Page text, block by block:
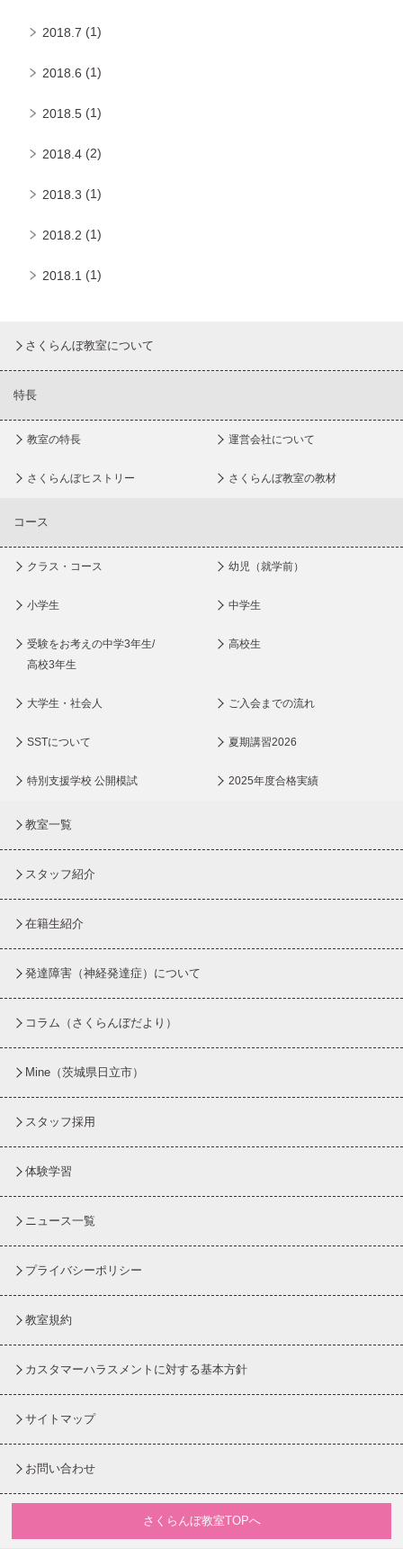
2018.7 (1)
2018.6 (1)
2018.5 (1)
2018.4 (2)
2018.3 (1)
2018.2 (1)
2018.1 (1)
さくらんぼ教室について
特長
教室の特長 運営会社について
さくらんぼヒストリー さくらんぼ教室の教材
コース
クラス・コース 幼児（就学前）
小学生 中学生
受験をお考えの中学3年生/
高校3年生
高校生
大学生・社会人 ご入会までの流れ
SSTについて 夏期講習2026
特別支援学校 公開模試 2025年度合格実績
教室一覧
スタッフ紹介
在籍生紹介
発達障害（神経発達症）について
コラム （さくらんぼだより）
Mine（茨城県日立市）
スタッフ採用
体験学習
ニュース一覧
プライバシーポリシー
教室規約
カスタマーハラスメントに対する基本方針
サイトマップ
お問い合わせ
さくらんぼ教室TOPへ